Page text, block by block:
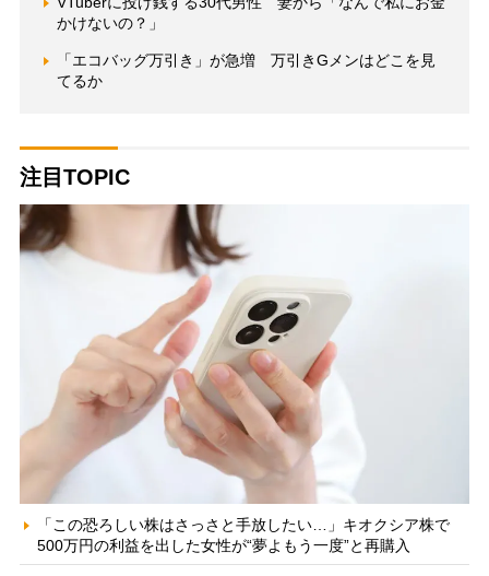
かけないの？」
「エコバッグ万引き」が急増 万引きGメンはどこを見
てるか
注目TOPIC
「この恐ろしい株はさっさと手放したい…」キオクシア株で
500万円の利益を出した女性が“夢よもう一度”と再購入